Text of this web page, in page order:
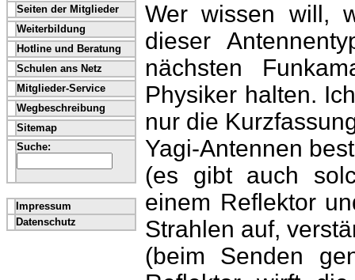
Seiten der Mitglieder
Weiterbildung
Hotline und Beratung
Schulen ans Netz
Mitglieder-Service
Wegbeschreibung
Sitemap
Suche:
Impressum
Datenschutz
Wer wissen will,
dieser
nächsten
Physiker halten.
nur die
Yagi-Antennen
(es gibt auch
einem Reflektor
Strahlen auf,
(beim Senden